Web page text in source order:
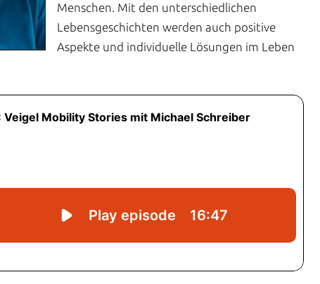
Menschen. Mit den unterschiedlichen
Lebensgeschichten werden auch positive
Aspekte und individuelle Lösungen im Leben